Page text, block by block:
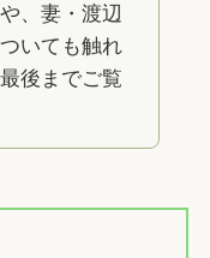
、妻・渡辺
いても触れ
後までご覧